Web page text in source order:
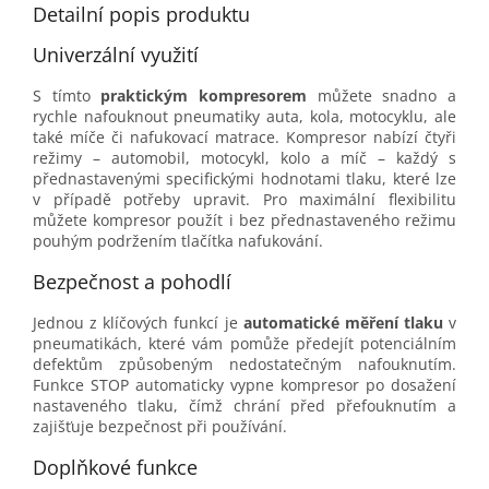
Detailní popis produktu
Univerzální využití
S tímto praktickým kompresorem můžete snadno a
rychle nafouknout pneumatiky auta, kola, motocyklu, ale
také míče či nafukovací matrace. Kompresor nabízí čtyři
režimy – automobil, motocykl, kolo a míč – každý s
přednastavenými specifickými hodnotami tlaku, které lze
v případě potřeby upravit. Pro maximální flexibilitu
můžete kompresor použít i bez přednastaveného režimu
pouhým podržením tlačítka nafukování.
Bezpečnost a pohodlí
Jednou z klíčových funkcí je automatické měření tlaku v
pneumatikách, které vám pomůže předejít potenciálním
defektům způsobeným nedostatečným nafouknutím.
Funkce STOP automaticky vypne kompresor po dosažení
nastaveného tlaku, čímž chrání před přefouknutím a
zajišťuje bezpečnost při používání.
Doplňkové funkce